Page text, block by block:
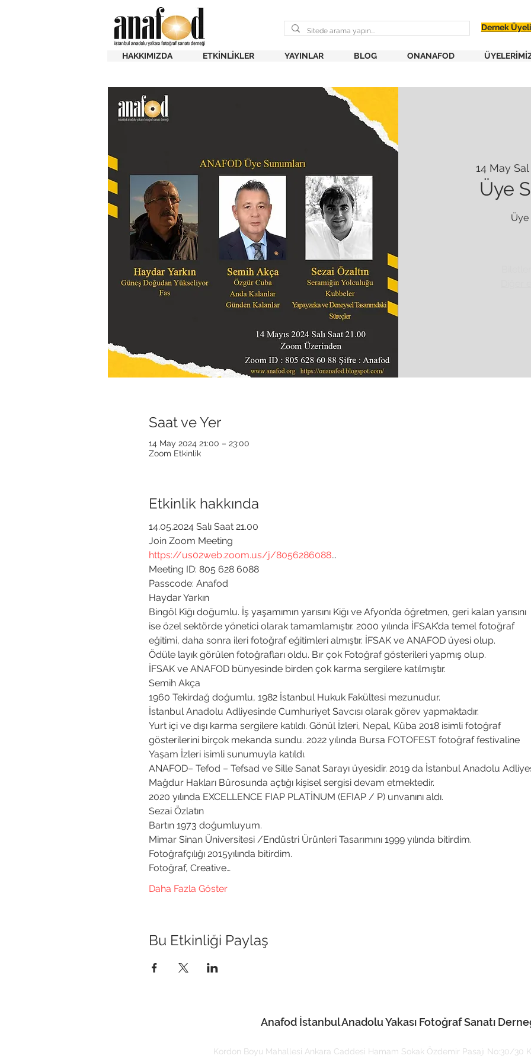
Dernek
HAKKIMIZDA ETKİNLİKLER YAYINLAR BLOG ONANAFOD
14 May Sal
Üye
Üye
Saat ve Yer
14 May 2024 21:00 – 23:00
Zoom Etkinlik
Etkinlik hakkında
14.05.2024 Salı Saat 21.00
https://us02web.zoom.us/j/8056286088...
Meeting ID: 805 628 6088
Passcode: Anafod
Haydar Yarkın
Bingöl Kiğı doğumlu. İş yaşamımın yarısını Kiğı ve Afyon’da öğretmen, geri kalan yarısını
ise özel sektörde yönetici olarak tamamlamıştır. 2000 yılında İFSAK’da temel fotoğraf
eğitimi, daha sonra ileri fotoğraf eğitimleri almıştır. İFSAK ve ANAFOD üyesi olup.
Ödüle layık görülen fotoğrafları oldu. Bır çok Fotoğraf gösterileri yapmış olup.
İFSAK ve ANAFOD bünyesinde birden çok karma sergilere katılmıştır.
Semih Akça
1960 Tekirdağ doğumlu, 1982 İstanbul Hukuk Fakültesi mezunudur.
İstanbul Anadolu Adliyesinde Cumhuriyet Savcısı olarak görev yapmaktadır.
Yurt içi ve dışı karma sergilere katıldı. Gönül İzleri, Nepal, Küba 2018 isimli fotoğraf
gösterilerini birçok mekanda sundu. 2022 yılında Bursa FOTOFEST fotoğraf festivaline
Yaşam İzleri isimli sunumuyla katıldı.
ANAFOD– Tefod – Tefsad ve Sille Sanat Sarayı üyesidir. 2019 da İstanbul Anadolu
Mağdur Hakları Bürosunda açtığı kişisel sergisi devam etmektedir.
2020 yılında EXCELLENCE FIAP PLATİNUM (EFIAP / P) unvanını aldı.
Sezai Özlatın
Bartın 1973 doğumluyum.
Mimar Sinan Üniversitesi /Endüstri Ürünleri Tasarımını 1999 yılında bitirdim.
Fotoğrafçılığı 2015yılında bitirdim.
Fotoğraf, Creative…
Daha Fazla Göster
Bu Etkinliği Paylaş
Anafod İstanbul Anadolu Yakası Fotoğraf Sanatı
Kordon Boyu Mahallesi Ankara Caddesi Hamam Sokak Özdemir Pasajı No:30/30